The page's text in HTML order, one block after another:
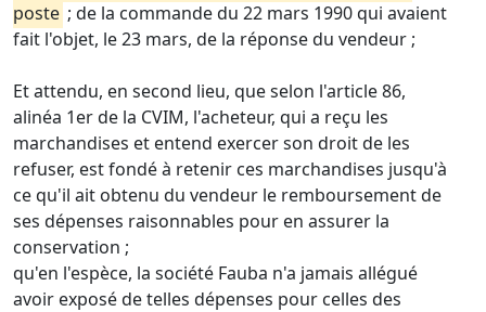
poste ; de la commande du 22 mars 1990 qui avaient
fait l'objet, le 23 mars, de la réponse du vendeur ;
Et attendu, en second lieu, que selon l'article 86,
alinéa 1er de la CVIM, l'acheteur, qui a reçu les
marchandises et entend exercer son droit de les
refuser, est fondé à retenir ces marchandises jusqu'à
ce qu'il ait obtenu du vendeur le remboursement de
ses dépenses raisonnables pour en assurer la
conservation ;
qu'en l'espèce, la société Fauba n'a jamais allégué
avoir exposé de telles dépenses pour celles des